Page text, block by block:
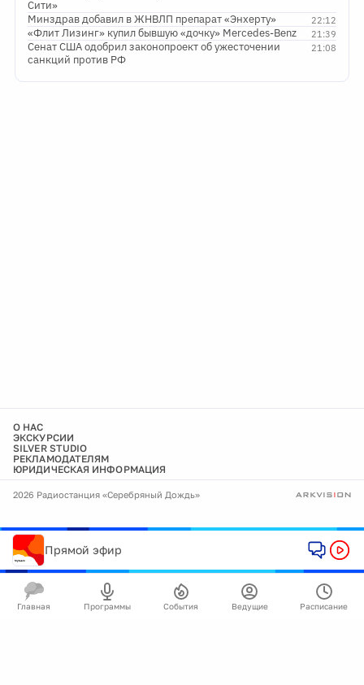
Сити»
22:12
Минздрав добавил в ЖНВЛП препарат «Энхерту»
21:39
«Флит Лизинг» купил бывшую «дочку» Mercedes-Benz
21:08
Сенат США одобрил законопроект об ужесточении
санкций против РФ
О НАС
ЭКСКУРСИИ
SILVER STUDIO
РЕКЛАМОДАТЕЛЯМ
ЮРИДИЧЕСКАЯ ИНФОРМАЦИЯ
2026 Радиостанция «Серебряный Дождь»
Прямой эфир
Главная Программы События Ведущие Расписание